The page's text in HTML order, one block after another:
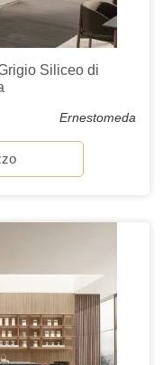
Siliceo di
Ernestomeda